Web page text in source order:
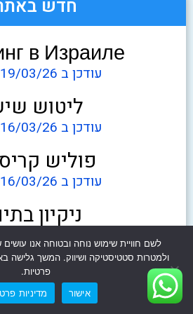
חדש
в Израиле
עודכן ב 19/03/26 6:46
ליטוש
עודכן ב 16/03/26 5:20
פוליש
עודכן ב 16/03/26 3:58
ניקיון
ניקוי חלונות
עודכן ב 14/01/26 10:20
ולמטרות סטטיסטיקה ושיווק. המשך גלישה
פרטיות.
אישור
מדיניות